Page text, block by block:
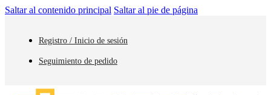
Saltar al contenido principal Saltar al pie de página
Registro / Inicio de sesión
Seguimiento de pedido